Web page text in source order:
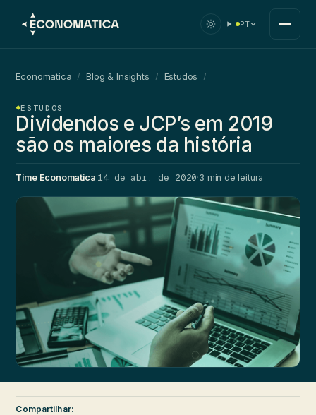
PT
Economatica / Blog & Insights / Estudos /
ESTUDOS
Dividendos e JCP’s em 2019
são os maiores da história
Time Economatica·14 de abr. de 2020·3 min de leitura
Compartilhar: